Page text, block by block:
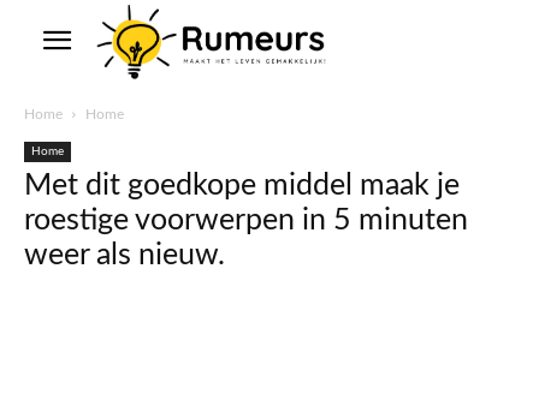
Home Home
Home
Met dit goedkope middel maak je
roestige voorwerpen in 5 minuten
weer als nieuw.